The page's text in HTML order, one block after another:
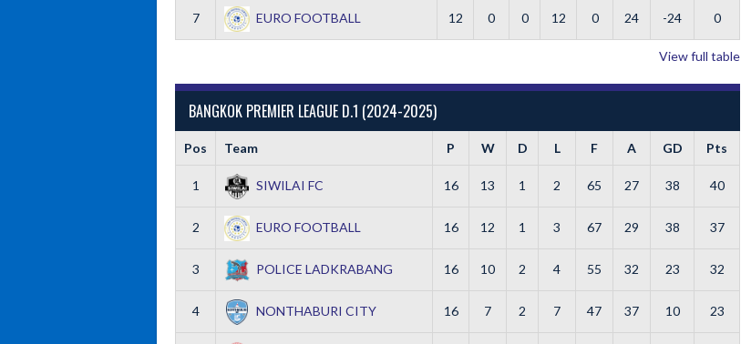
7 EURO FOOTBALL 12 0 0 12 0 24 -24 0
View full table
BANGKOK PREMIER LEAGUE D.1 (2024-2025)
Pos Team P W D L F A GD Pts
1 SIWILAI FC 16 13 1 2 65 27 38 40
2 EURO FOOTBALL 16 12 1 3 67 29 38 37
3 POLICE LADKRABANG 16 10 2 4 55 32 23 32
4 NONTHABURI CITY 16 7 2 7 47 37 10 23